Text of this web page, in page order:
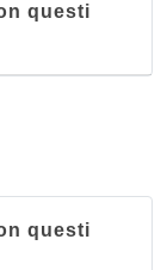
questi
questi